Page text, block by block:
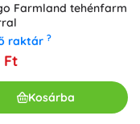
Farmland tehénfarm
raktár ?
Ft
Kosárba